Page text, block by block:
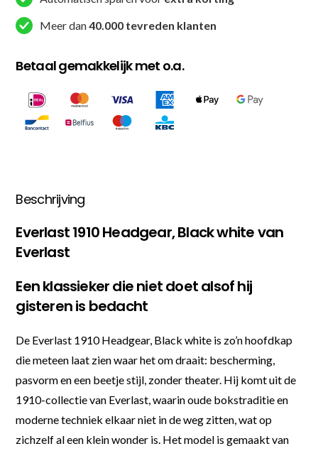
Meer dan40.000 tevreden klanten
Betaal gemakkelijk met o.a.
Beschrijving
Everlast 1910 Headgear, Black white van
Everlast
Een klassieker die niet doet alsof hij
gisteren is bedacht
De Everlast 1910 Headgear, Black white is zo’n hoofdkap
die meteen laat zien waar het om draait: bescherming,
pasvorm en een beetje stijl, zonder theater. Hij komt uit de
1910-collectie van Everlast, waarin oude bokstraditie en
moderne techniek elkaar niet in de weg zitten, wat op
zichzelf al een klein wonder is. Het model is gemaakt van